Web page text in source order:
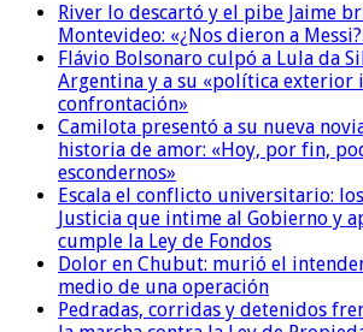
River lo descartó y el pibe Jaime
Montevideo: «¿Nos dieron a
Flávio Bolsonaro culpó a Lula da
Argentina y a su «política exterior
confrontación»
Camilota presentó a su nueva
historia de amor: «Hoy, por fin,
escondernos»
Escala el conflicto universitario:
Justicia que intime al Gobierno y
cumple la Ley de Fondos
Dolor en Chubut: murió el
medio de una operación
Pedradas, corridas y detenidos